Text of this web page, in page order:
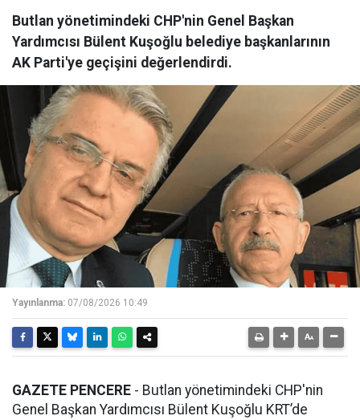
Butlan yönetimindeki CHP'nin Genel Başkan
Yardımcısı Bülent Kuşoğlu belediye başkanlarının
AK Parti'ye geçişini değerlendirdi.
Yayınlanma: 07/08/2026 10:49
GAZETE PENCERE - Butlan yönetimindeki CHP'nin
Genel Başkan Yardımcısı Bülent Kuşoğlu KRT’de